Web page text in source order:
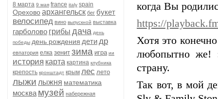
8 марта 9 мая france italy spain
Ореховоархангельск бег букет
велосипед вино выпускной выставка
гарболово грибы дача день
победы день рождения детидр
евпатория елка зенит зима игра ии
история карта картина клубника
крепость кронштадт крым лес лето
лыжи лыжня математика
москва музей набережная
когда Вы
https://
Хотя это
любопытно же!
страну.
Так вот, в мой